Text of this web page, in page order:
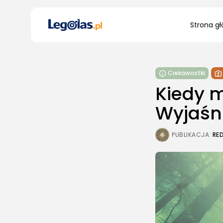
Strona
Search
for:
Ciekawostki
Kiedy
PUBLIKACJA: